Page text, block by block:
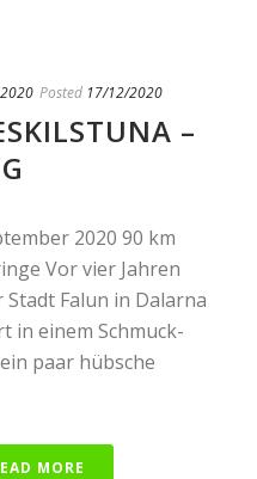
Posted 17/12/2020
–
2020 90 km
Vor vier Jahren
Falun in Dalarna
in einem Schmuck-
paar hübsche
MORE